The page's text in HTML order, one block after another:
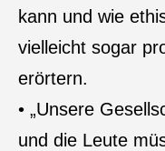
kann und wie
vielleicht sogar
erörtern.
• „Unsere
und die Leute